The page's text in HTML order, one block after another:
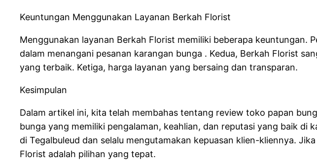
Keuntungan Menggunakan Layanan Berkah Florist
Menggunakan layanan Berkah Florist memiliki beberapa keuntungan.
dalam menangani pesanan karangan bunga . Kedua, Berkah Florist
yang terbaik. Ketiga, harga layanan yang bersaing dan transparan.
Kesimpulan
Dalam artikel ini, kita telah membahas tentang review toko papan
bunga yang memiliki pengalaman, keahlian, dan reputasi yang baik di
di Tegalbuleud dan selalu mengutamakan kepuasan klien-kliennya.
Florist adalah pilihan yang tepat.